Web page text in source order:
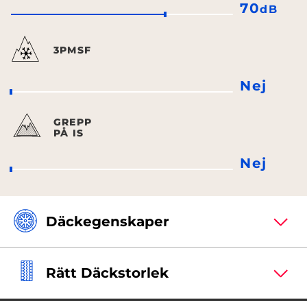
70dB
3PMSF
Nej
GREPP
PÅ IS
Nej
Däckegenskaper
Rätt Däckstorlek